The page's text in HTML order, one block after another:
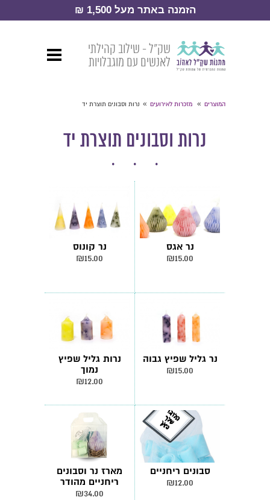
הזמנה באתר מעל 1,500 ₪
שק״ל - שילוב קהילתי
לאנשים עם מוגבלויות
המוצרים » מזכרות לאירועים » נרות וסבונים תוצרת יד
נרות וסבונים תוצרת יד
נר אגס
₪15.00
נר קונוס
₪15.00
נר גליל שפיץ גבוה
₪15.00
נרות גליל שפיץ
נמוך
₪12.00
סבונים ריחניים
₪12.00
מארז נר וסבונים
ריחניים מהודר
₪34.00